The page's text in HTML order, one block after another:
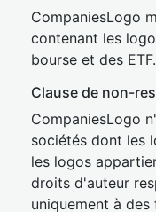
CompaniesLogo
contenant les
bourse et des ETF.
Clause de non-
CompaniesLogo
sociétés dont les
les logos
droits d'auteur
uniquement à